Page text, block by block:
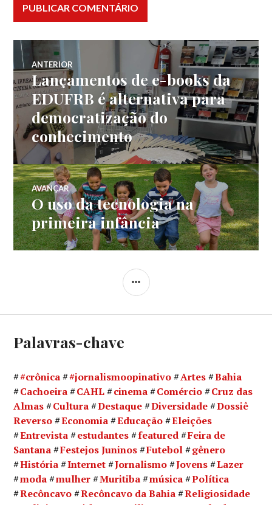
Navegação
de
Post
ANTERIOR
Post
anterior:
Lançamentos de e-books da
EDUFRB é alternativa para
democratização do
conhecimento
AVANÇAR
Próximo
post:
O uso da tecnologia na
primeira infância
LATERAL
Palavras-chave
#crônica #jornalismoopinativo Artes
Bahia
Cachoeira
CAHL cinema Comércio
Cruz das
Almas
Cultura Destaque Diversidade
Dossiê
Reverso
Economia Educação
Eleições
Entrevista
estudantes featured
Feira de
Santana
Festejos Juninos Futebol
gênero
História
Internet Jornalismo Jovens
Lazer
moda
mulher Muritiba música
Política
Recôncavo
Recôncavo da Bahia
Religiosidade